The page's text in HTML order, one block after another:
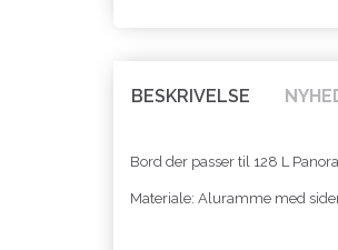
BESKRIVELSE
Bord der passer til 128 L
Materiale: Aluramme med